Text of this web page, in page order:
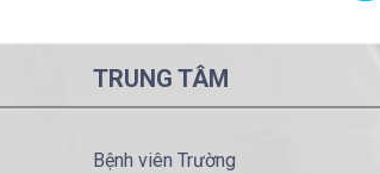
TRUNG TÂM
Bệnh viên Trường